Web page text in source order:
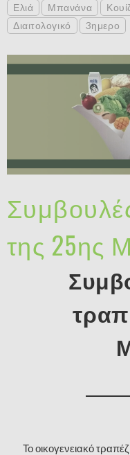
Ελιά Μπανάνα
Διαιτολογικό
3ημερο
της 25ης
Το οικογενειακό